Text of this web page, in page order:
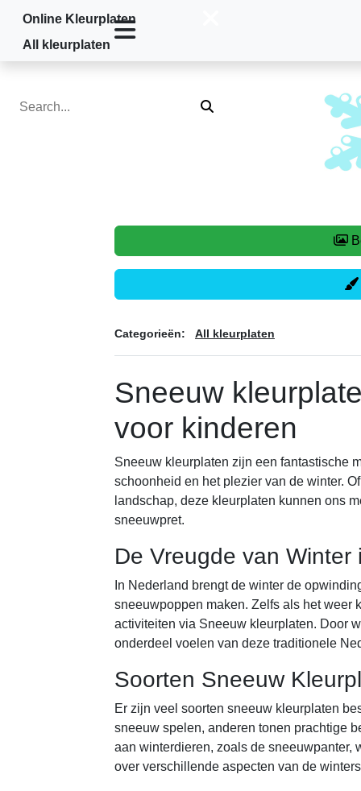
Online Kleurplaten
All kleurplaten
Home
Categorieën: All kleurplaten
Sneeuw
voor kinderen
Sneeuw kleurplaten zijn een fantastische
schoonheid en het plezier van de winter.
landschap, deze kleurplaten kunnen ons
sneeuwpret.
De Vreugde van Winter
In Nederland brengt de winter de
sneeuwpoppen maken. Zelfs als het weer
activiteiten via Sneeuw kleurplaten. Door
onderdeel voelen van deze traditionele
Soorten Sneeuw
Er zijn veel soorten sneeuw kleurplaten
sneeuw spelen, anderen tonen prachtige
aan winterdieren, zoals de sneeuwpanter,
over verschillende aspecten van de